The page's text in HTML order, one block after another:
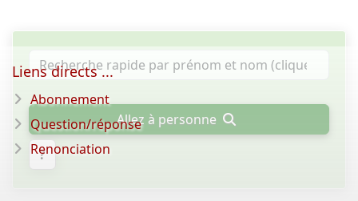
Allez à personne
?
Liens directs ...
Abonnement
Question/réponse
Renonciation